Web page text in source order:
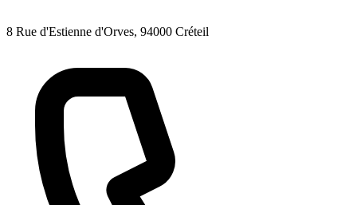
8 Rue d'Estienne d'Orves, 94000 Créteil